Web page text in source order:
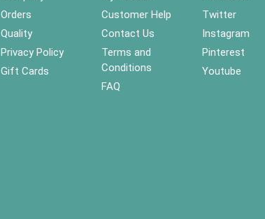
Orders
Quality
Privacy Policy
Gift Cards
Customer Help
Contact Us
Terms and
Conditions
FAQ
Twitter
Instagram
Pinterest
Youtube